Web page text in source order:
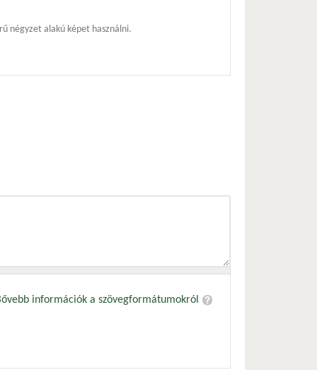
négyzet alakú képet használni.
információk a szövegformátumokról